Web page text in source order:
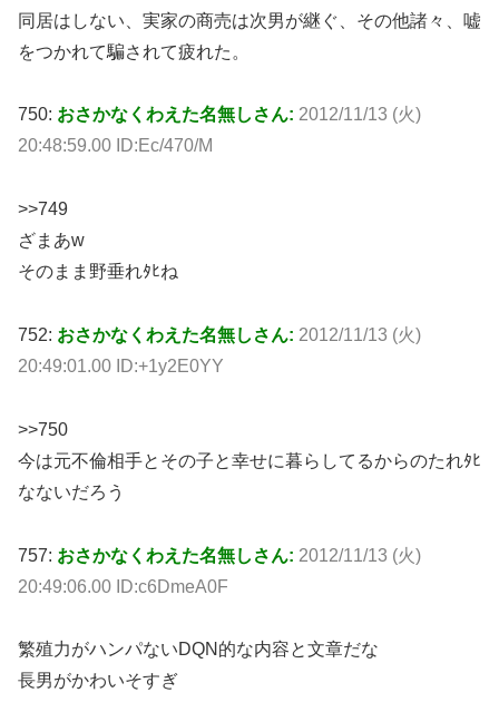
同居はしない、実家の商売は次男が継ぐ、その他諸々、嘘
をつかれて騙されて疲れた。
750: おさかなくわえた名無しさん: 2012/11/13 (火)
20:48:59.00 ID:Ec/470/M
>>749
ざまあw
そのまま野垂れﾀﾋね
752: おさかなくわえた名無しさん: 2012/11/13 (火)
20:49:01.00 ID:+1y2E0YY
>>750
今は元不倫相手とその子と幸せに暮らしてるからのたれﾀﾋ
なないだろう
757: おさかなくわえた名無しさん: 2012/11/13 (火)
20:49:06.00 ID:c6DmeA0F
繁殖力がハンパないDQN的な内容と文章だな
長男がかわいそすぎ